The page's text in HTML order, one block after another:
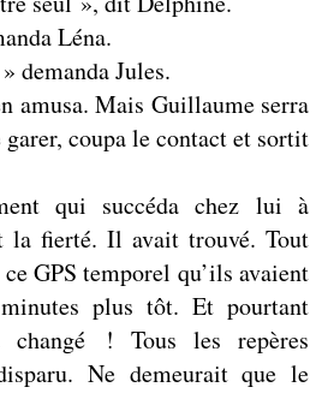
Léna.
demanda Jules.
amusa. Mais Guillaume serra
coupa le contact et sortit
qui succéda chez lui à
la fierté. Il avait trouvé. Tout
GPS temporel qu’ils avaient
plus tôt. Et pourtant
changé ! Tous les repères
Ne demeurait que le